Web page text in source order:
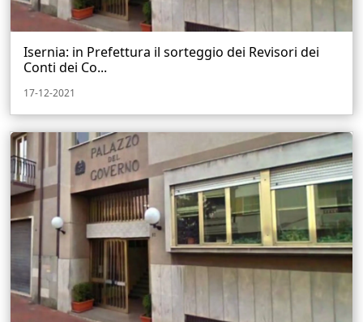
Isernia: in Prefettura il sorteggio dei Revisori dei
Conti dei Co...
17-12-2021